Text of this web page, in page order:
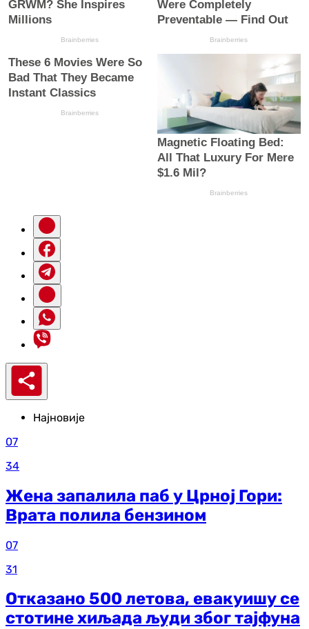
Најновије
07
34
Жена запалила паб у Црној Гори:
Врата полила бензином
07
31
Отказано 500 летова, евакуишу се
стотине хиљада људи због тајфуна